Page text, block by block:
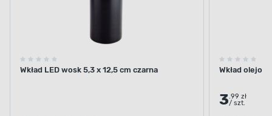
Wkład LED wosk 5,3 x 12,5 cm czarna Wkład
3.99 zł
/ szt.